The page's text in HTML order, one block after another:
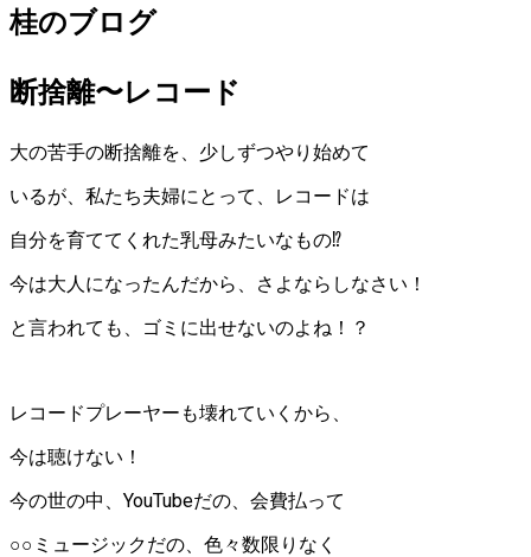
桂のブログ
断捨離〜レコード
大の苦手の断捨離を、少しずつやり始めて
いるが、私たち夫婦にとって、レコードは
自分を育ててくれた乳母みたいなもの⁉︎
今は大人になったんだから、さよならしなさい！
と言われても、ゴミに出せないのよね！？
レコードプレーヤーも壊れていくから、
今は聴けない！
今の世の中、YouTubeだの、会費払って
○○ミュージックだの、色々数限りなく